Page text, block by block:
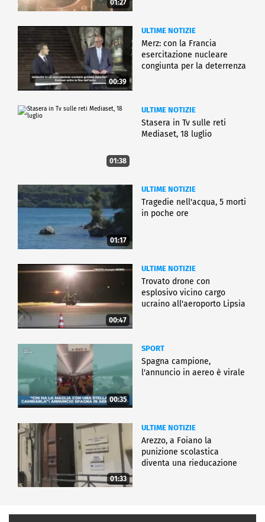
01:27
00:39
ULTIME NOTIZIE
Merz: con la Francia
esercitazione nucleare
congiunta per la deterrenza
01:38
ULTIME NOTIZIE
Stasera in Tv sulle reti
Mediaset, 18 luglio
01:17
ULTIME NOTIZIE
Tragedie nell'acqua, 5 morti
in poche ore
00:47
ULTIME NOTIZIE
Trovato drone con
esplosivo vicino cargo
ucraino all'aeroporto Lipsia
00:35
SPORT
Spagna campione,
l'annuncio in aereo è virale
01:33
ULTIME NOTIZIE
Arezzo, a Foiano la
punizione scolastica
diventa una rieducazione